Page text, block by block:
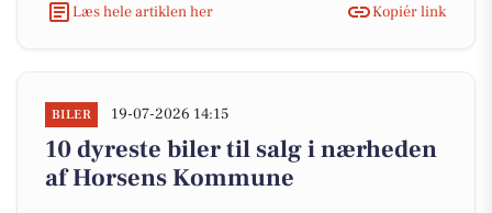
Læs hele artiklen her
Kopiér link
BILER 19-07-2026 14:15
10 dyreste biler til salg i nærheden
af Horsens Kommune